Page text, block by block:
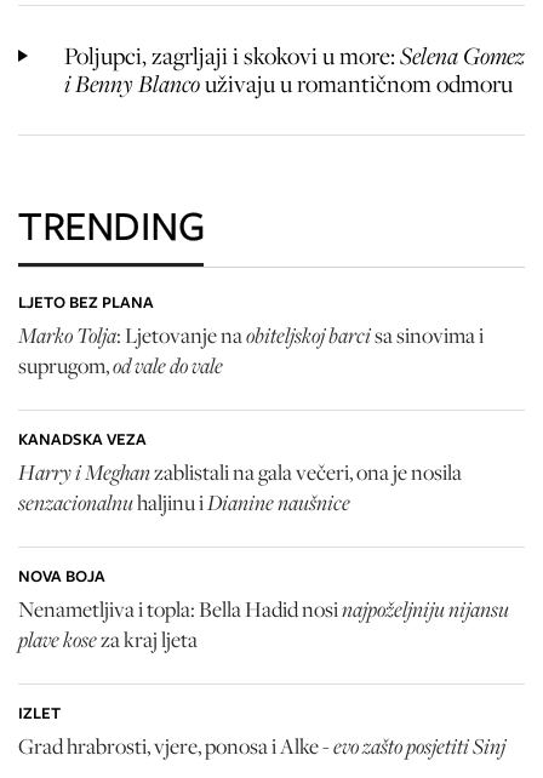
Poljupci, zagrljaji i skokovi u more:Selena Gomez
i Benny Blancouživaju u romantičnom odmoru
TRENDING
LJETO BEZ PLANA
Marko Tolja: Ljetovanje naobiteljskoj barcisa sinovima i
suprugom,od vale do vale
KANADSKA VEZA
Harry i Meghanzablistali na gala večeri, ona je nosila
senzacionalnuhaljinu iDianine naušnice
NOVA BOJA
Nenametljiva i topla: Bella Hadid nosinajpoželjniju nijansu
plave koseza kraj ljeta
IZLET
Grad hrabrosti, vjere, ponosa i Alke -evo zašto posjetiti Sinj